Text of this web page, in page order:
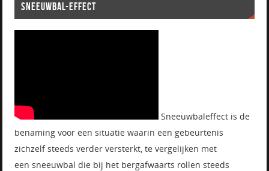
SNEEUWBAL-EFFECT
Sneeuwbaleffect is de
benaming voor een situatie waarin een gebeurtenis
zichzelf steeds verder versterkt, te vergelijken met
een sneeuwbal die bij het bergafwaarts rollen steeds